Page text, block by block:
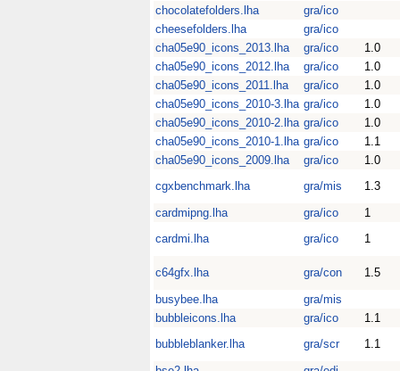
chocolatefolders.lha
gra/ico
cheesefolders.lha
gra/ico
cha05e90_icons_2013.lha
gra/ico
1.0
cha05e90_icons_2012.lha
gra/ico
1.0
cha05e90_icons_2011.lha
gra/ico
1.0
cha05e90_icons_2010-3.lha gra/ico
1.0
cha05e90_icons_2010-2.lha gra/ico
1.0
cha05e90_icons_2010-1.lha gra/ico
1.1
cha05e90_icons_2009.lha
gra/ico
1.0
cgxbenchmark.lha
gra/mis
1.3
cardmipng.lha
gra/ico
1
cardmi.lha
gra/ico 1
c64gfx.lha gra/con
1.5
busybee.lha
gra/mis
bubbleicons.lha
gra/ico
1.1
bubbleblanker.lha
gra/scr
1.1